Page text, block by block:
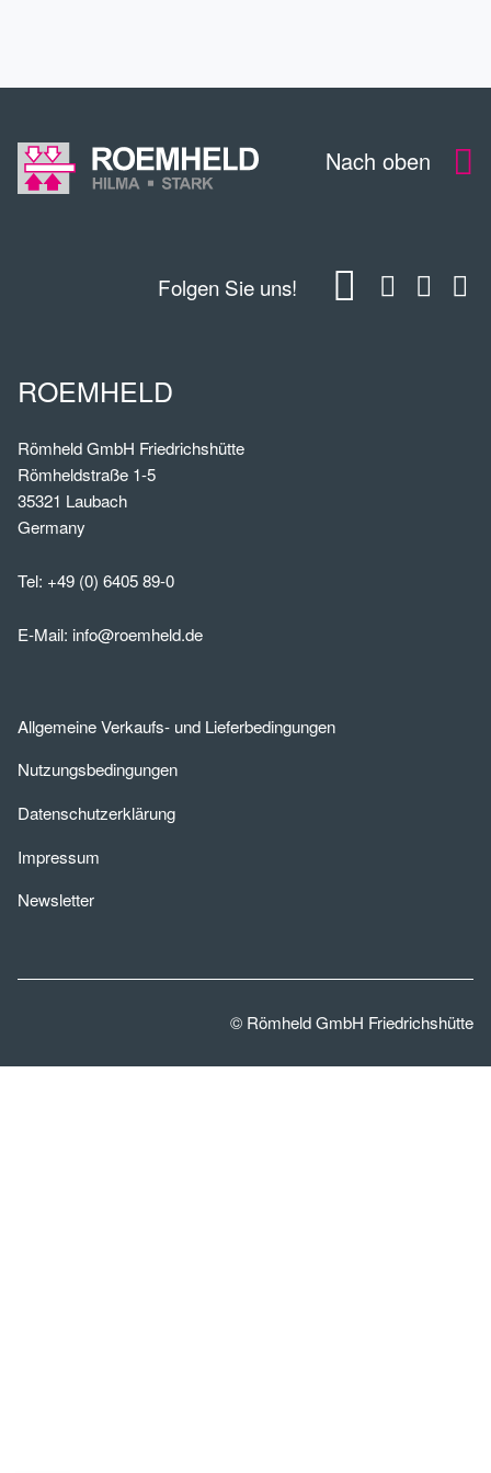
Nach oben
Folgen Sie uns!
ROEMHELD
Römheld GmbH Friedrichshütte
Römheldstraße 1-5
35321 Laubach
Germany
Tel: +49 (0) 6405 89-0
E-Mail: info@roemheld.de
Allgemeine Verkaufs- und Lieferbedingungen
Nutzungsbedingungen
Datenschutzerklärung
Impressum
Newsletter
© Römheld GmbH Friedrichshütte